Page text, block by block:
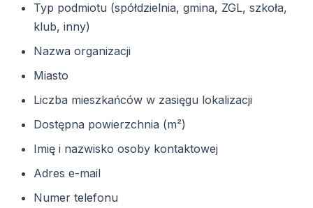
Typ podmiotu (spółdzielnia, gmina, ZGL, szkoła,
klub, inny)
Nazwa organizacji
Miasto
Liczba mieszkańców w zasięgu lokalizacji
Dostępna powierzchnia (m²)
Imię i nazwisko osoby kontaktowej
Adres e-mail
Numer telefonu